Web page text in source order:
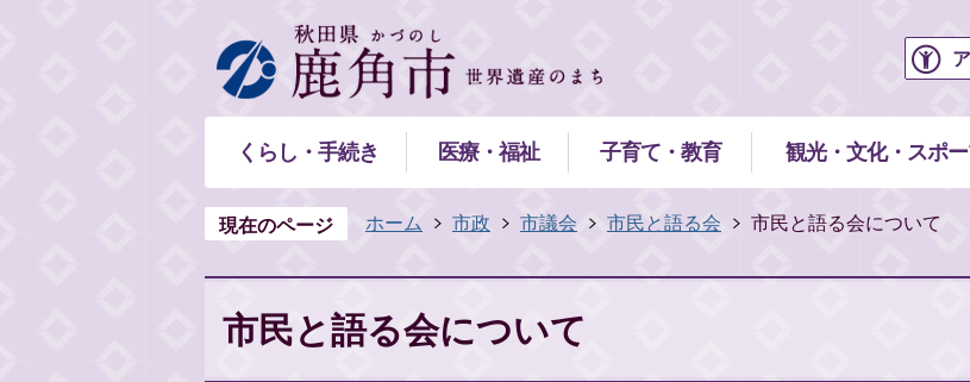
くらし・手続き 医療・福祉 子育て・教育 観光・文化・スポ
現在のページ ホーム 市政 市議会 市民と語る会 市民と語る会について
市民と語る会について